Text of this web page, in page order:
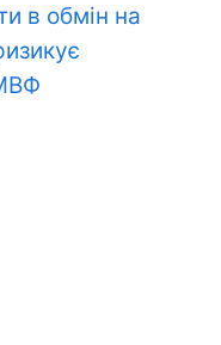
в обмін на